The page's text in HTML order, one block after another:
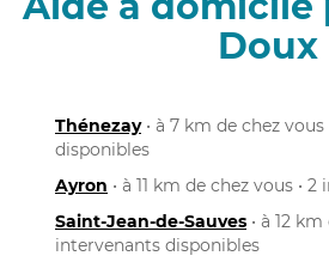
Doux
Thénezay• à 7 km de chez
disponibles
Ayron • à 11 km de chez vous •
Saint-Jean-de-Sauves • à 12
intervenants disponibles